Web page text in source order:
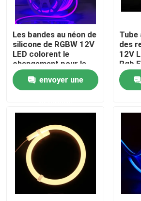
Visite d'usine
Contrôle de qualité
Contactez-nous
Profil monté extérieur de LED
Profils enfoncés de LED
Profil de la plaque de plâtre LED
Les bandes au néon de
silicone de RGBW 12V
LED colorent le
changement pour le
mariage
envoyer une
Tube
des
12V
Rgb